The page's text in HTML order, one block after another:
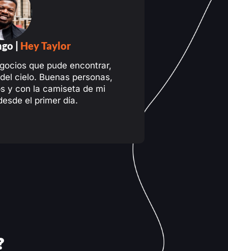
| Hey Taylor
que pude encontrar,
cielo. Buenas personas,
y con la camiseta de mi
el primer día.